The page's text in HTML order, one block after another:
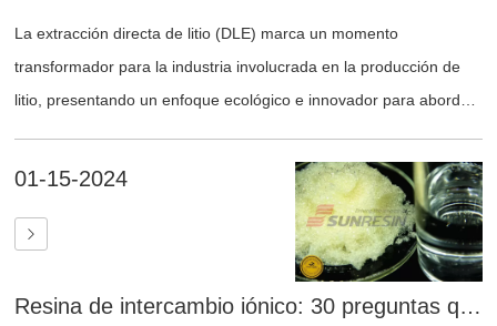
La extracción directa de litio (DLE) marca un momento
transformador para la industria involucrada en la producción de
litio, presentando un enfoque ecológico e innovador para abordar
01-15-2024
Resina de intercambio iónico: 30 preguntas que quizás quieras hacer